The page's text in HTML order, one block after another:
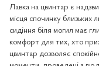
Лавка на цвинтар є
місця спочинку
сидіння біля могил має
комфорт для тих, хто
цвинтар дозволяє